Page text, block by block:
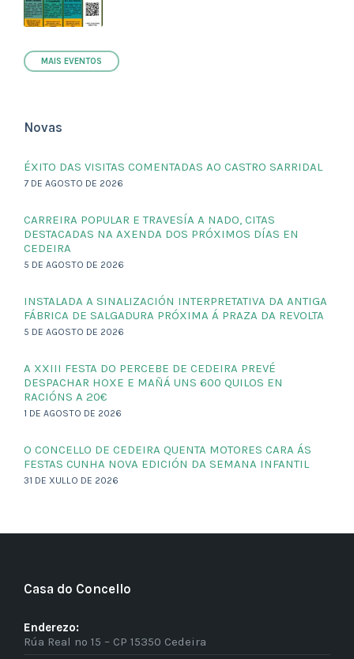
MAIS EVENTOS
Novas
ÉXITO DAS VISITAS COMENTADAS AO CASTRO SARRIDAL
7 DE AGOSTO DE 2026
CARREIRA POPULAR E TRAVESÍA A NADO, CITAS
DESTACADAS NA AXENDA DOS PRÓXIMOS DÍAS EN
CEDEIRA
5 DE AGOSTO DE 2026
INSTALADA A SINALIZACIÓN INTERPRETATIVA DA ANTIGA
FÁBRICA DE SALGADURA PRÓXIMA Á PRAZA DA REVOLTA
5 DE AGOSTO DE 2026
A XXIII FESTA DO PERCEBE DE CEDEIRA PREVÉ
DESPACHAR HOXE E MAÑÁ UNS 600 QUILOS EN
RACIÓNS A 20€
1 DE AGOSTO DE 2026
O CONCELLO DE CEDEIRA QUENTA MOTORES CARA ÁS
FESTAS CUNHA NOVA EDICIÓN DA SEMANA INFANTIL
31 DE XULLO DE 2026
Casa do Concello
Enderezo:
Rúa Real nº 15 – CP 15350 Cedeira